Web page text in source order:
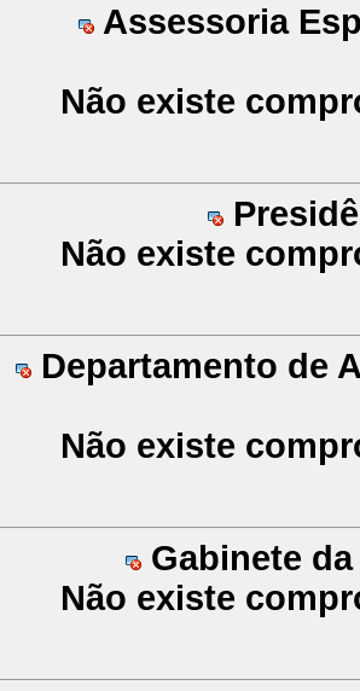
Assessoria
Não existe
Não existe
Departamento de
Não existe
Gabinete
Não existe